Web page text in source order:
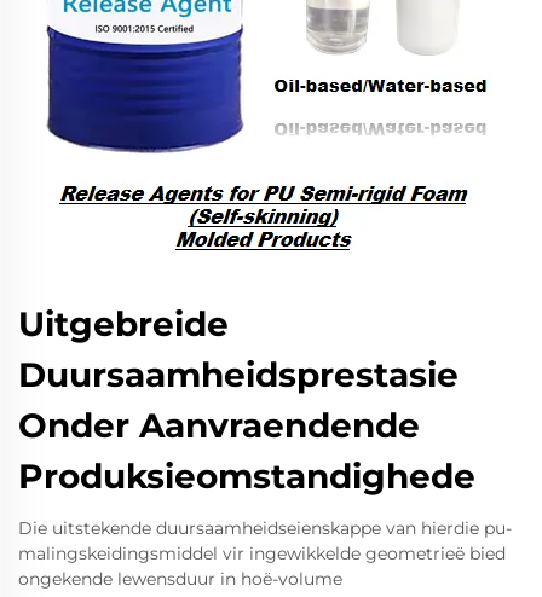
Uitgebreide
Duursaamheidsprestasie
Onder Aanvraendende
Produksieomstandighede
Die uitstekende duursaamheidseienskappe van hierdie pu-
malingskeidingsmiddel vir ingewikkelde geometrieë bied
ongekende lewensduur in hoë-volume